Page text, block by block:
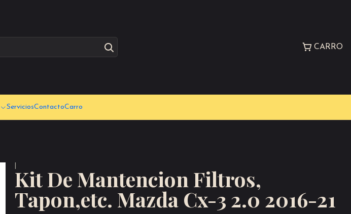
CARRO
ServiciosContactoCarro
Kit De Mantencion Filtros,
Tapon,etc. Mazda Cx-3 2.0 2016-21